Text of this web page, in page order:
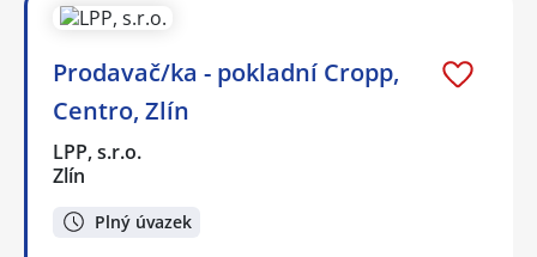
Prodavač/ka - pokladní Cropp,
Centro, Zlín
LPP, s.r.o.
Zlín
Plný úvazek